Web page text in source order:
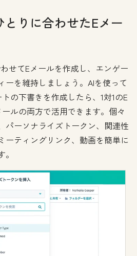
とりに合わせたEメー
せてEメールを作成し、エンゲー
ーを維持しましょう。AIを使って
の下書きを作成したら、1対1のE
ルの両方で活用できます。個々
パーソナライズトークン、関連性
ーティングリンク、動画を簡単に